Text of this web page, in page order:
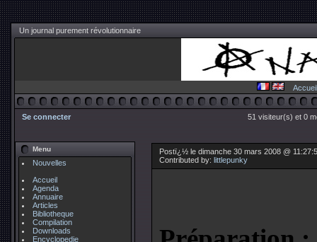
Un journal purement révolutionnaire
Accueil
Se connecter 51 visiteur(s) et 0
Menu
Nouvelles
Accueil
Agenda
Annuaire
Articles
Bibliotheque
Compilation
Downloads
Encyclopedie
Postï¿½ le dimanche 30 mars 2008 @
Contributed by: littlepunky